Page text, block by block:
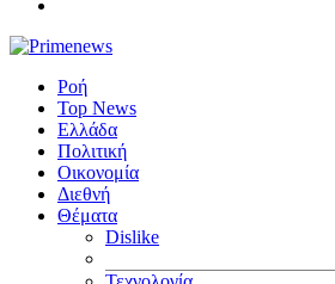
Ροή
Top News
Ελλάδα
Πολιτική
Οικονομία
Διεθνή
Θέματα
Dislike